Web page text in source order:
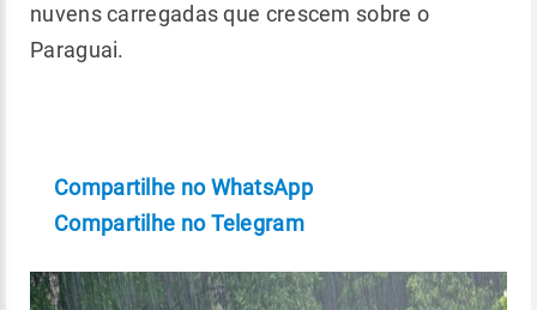
nuvens carregadas que crescem sobre o
Paraguai.
Compartilhe no WhatsApp
Compartilhe no Telegram